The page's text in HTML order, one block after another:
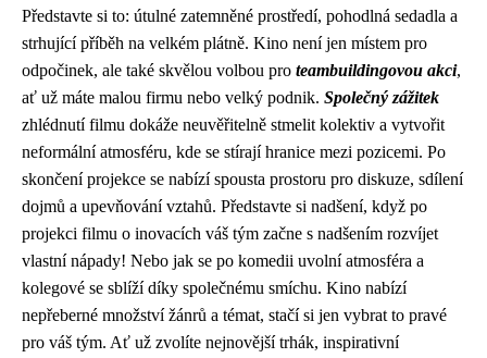
Představte si to: útulné zatemněné prostředí, pohodlná sedadla a
strhující příběh na velkém plátně. Kino není jen místem pro
odpočinek, ale také skvělou volbou pro teambuildingovou akci,
ať už máte malou firmu nebo velký podnik. Společný zážitek
zhlédnutí filmu dokáže neuvěřitelně stmelit kolektiv a vytvořit
neformální atmosféru, kde se stírají hranice mezi pozicemi. Po
skončení projekce se nabízí spousta prostoru pro diskuze, sdílení
dojmů a upevňování vztahů. Představte si nadšení, když po
projekci filmu o inovacích váš tým začne s nadšením rozvíjet
vlastní nápady! Nebo jak se po komedii uvolní atmosféra a
kolegové se sblíží díky společnému smíchu. Kino nabízí
nepřeberné množství žánrů a témat, stačí si jen vybrat to pravé
pro váš tým. Ať už zvolíte nejnovější trhák, inspirativní